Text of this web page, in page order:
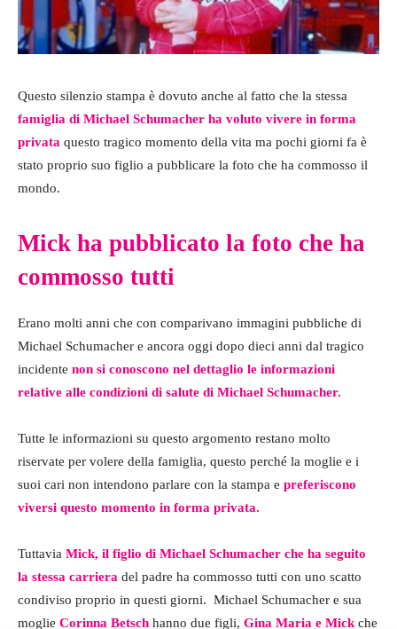
Questo silenzio stampa è dovuto anche al fatto che la stessa
famiglia di Michael Schumacher ha voluto vivere in forma
privata questo tragico momento della vita ma pochi giorni fa è
stato proprio suo figlio a pubblicare la foto che ha commosso il
mondo.
Mick ha pubblicato la foto che ha
commosso tutti
Erano molti anni che con comparivano immagini pubbliche di
Michael Schumacher e ancora oggi dopo dieci anni dal tragico
incidente non si conoscono nel dettaglio le informazioni
relative alle condizioni di salute di Michael Schumacher.
Tutte le informazioni su questo argomento restano molto
riservate per volere della famiglia, questo perché la moglie e i
suoi cari non intendono parlare con la stampa e preferiscono
viversi questo momento in forma privata.
Tuttavia Mick, il figlio di Michael Schumacher che ha seguito
la stessa carriera del padre ha commosso tutti con uno scatto
condiviso proprio in questi giorni. Michael Schumacher e sua
moglie Corinna Betsch hanno due figli, Gina Maria e Mick che